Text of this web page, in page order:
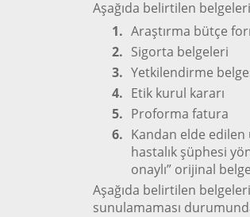
Aşağıda belirtilen
1. Araştırma bütçe
2. Sigorta belgeleri
3. Yetkilendirme
4. Etik kurul kararı
5. Proforma fatura
6. Kandan elde edilen
hastalık şüphesi
onaylı” orijinal belge
Aşağıda belirtilen
sunulamaması